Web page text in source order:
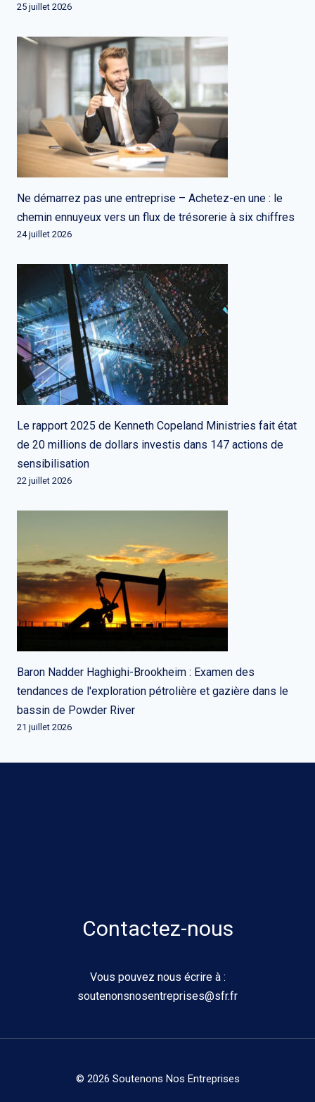
25 juillet 2026
Ne démarrez pas une entreprise – Achetez-en une : le
chemin ennuyeux vers un flux de trésorerie à six chiffres
24 juillet 2026
Le rapport 2025 de Kenneth Copeland Ministries fait état
de 20 millions de dollars investis dans 147 actions de
sensibilisation
22 juillet 2026
Baron Nadder Haghighi-Brookheim : Examen des
tendances de l'exploration pétrolière et gazière dans le
bassin de Powder River
21 juillet 2026
Contactez-nous
Vous pouvez nous écrire à :
soutenonsnosentreprises@sfr.fr
© 2026 Soutenons Nos Entreprises